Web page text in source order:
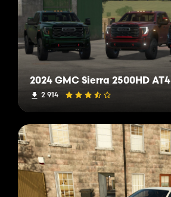
2024 GMC Sierra 2500HD AT4
2 914